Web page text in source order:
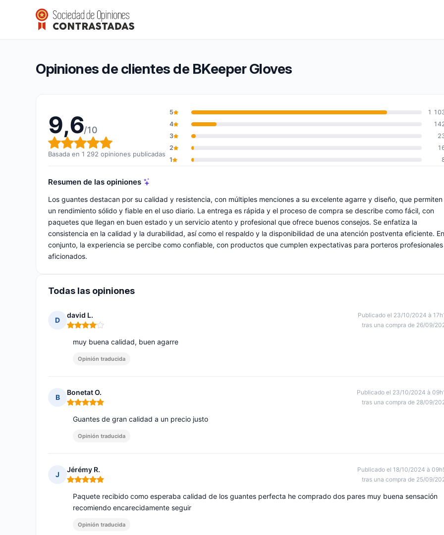
BKeeper Gloves
Calificación global: 9,6 de 10
9,6/10(1 292 opiniones)
Opiniones de clientes de BKeeper Gloves
9,6/10
Calificación global: 9,6 de 10
Basada en 1 292 opiniones publicadas
5
1
4
3
2
1
Resumen de las opiniones
Los guantes destacan por su calidad y resistencia, con múltiples menciones a su excelente agarre y diseño, que permiten
un rendimiento sólido y fiable en el uso diario. La entrega es rápida y el proceso de compra se describe como fácil, con
paquetes que llegan en buen estado y un servicio atento y profesional que ofrece buenos consejos. Se enfatiza la
consistencia en la calidad y la durabilidad, así como el respaldo y la disponibilidad de una atención postventa eficiente. En
conjunto, la experiencia se percibe como confiable, con productos que cumplen expectativas para porteros
aficionados.
Todas las opiniones
D
david L.
Nota: 4 de 5
Publicado el 23/10/2024 à
tras una compra de 26/09/
muy buena calidad, buen agarre
Opinión traducida
B
Bonetat O.
Nota: 5 de 5
Publicado el 23/10/2024 à
tras una compra de 28/09/
Guantes de gran calidad a un precio justo
Opinión traducida
J
Jérémy R.
Nota: 5 de 5
Publicado el 18/10/2024 à
tras una compra de 25/09/
Paquete recibido como esperaba calidad de los guantes perfecta he comprado dos pares muy buena sensación
recomiendo encarecidamente seguir
Opinión traducida